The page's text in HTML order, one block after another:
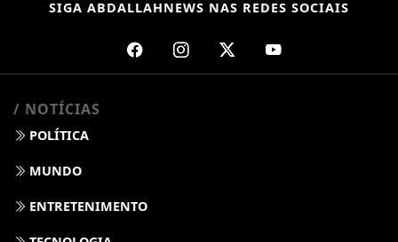
SIGA ABDALLAHNEWS NAS REDES SOCIAIS
/ NOTÍCIAS
POLÍTICA
MUNDO
ENTRETENIMENTO